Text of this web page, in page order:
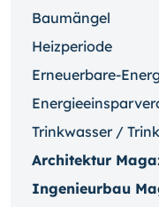
Baumängel
Heizperiode
Erneuerbare-
Trinkwasser /
Architektur
Ingenieurbau